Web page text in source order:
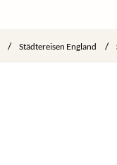
/ Städtereisen England /